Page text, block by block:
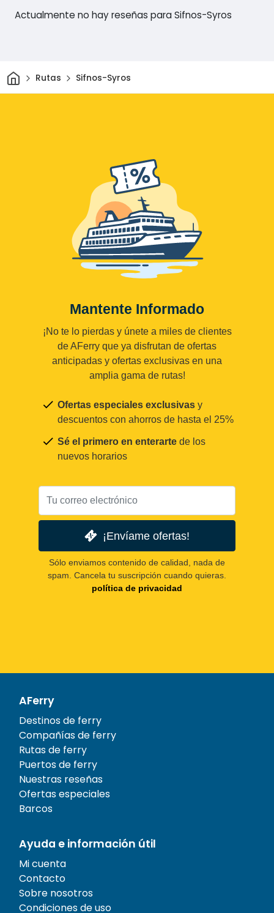
Actualmente no hay reseñas para Sifnos-Syros
InicioRutas Sifnos-Syros
Mantente Informado
¡No te lo pierdas y únete a miles de clientes
de AFerry que ya disfrutan de ofertas
anticipadas y ofertas exclusivas en una
amplia gama de rutas!
Ofertas especiales exclusivas y
descuentos con ahorros de hasta el 25%
Sé el primero en enterarte de los
nuevos horarios
¡Envíame ofertas!
Sólo enviamos contenido de calidad, nada de
spam. Cancela tu suscripción cuando quieras.
política de privacidad
AFerry
Destinos de ferry
Compañías de ferry
Rutas de ferry
Puertos de ferry
Nuestras reseñas
Ofertas especiales
Barcos
Ayuda e información útil
Mi cuenta
Contacto
Sobre nosotros
Condiciones de uso